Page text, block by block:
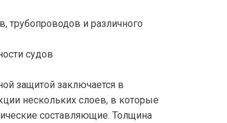
трубопроводов и различного
судов
защитой заключается в
нескольких слоев, в которые
составляющие. Толщина